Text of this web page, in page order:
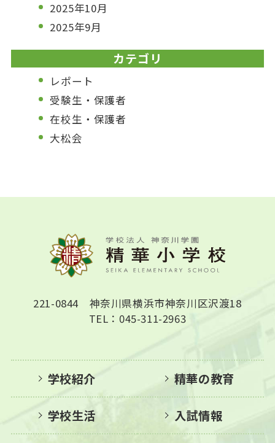
2025年10月
2025年9月
カテゴリ
レポート
受験生・保護者
在校生・保護者
大松会
221-0844 神奈川県横浜市神奈川区沢渡18
TEL：045-311-2963
学校紹介 精華の教育
学校生活 入試情報